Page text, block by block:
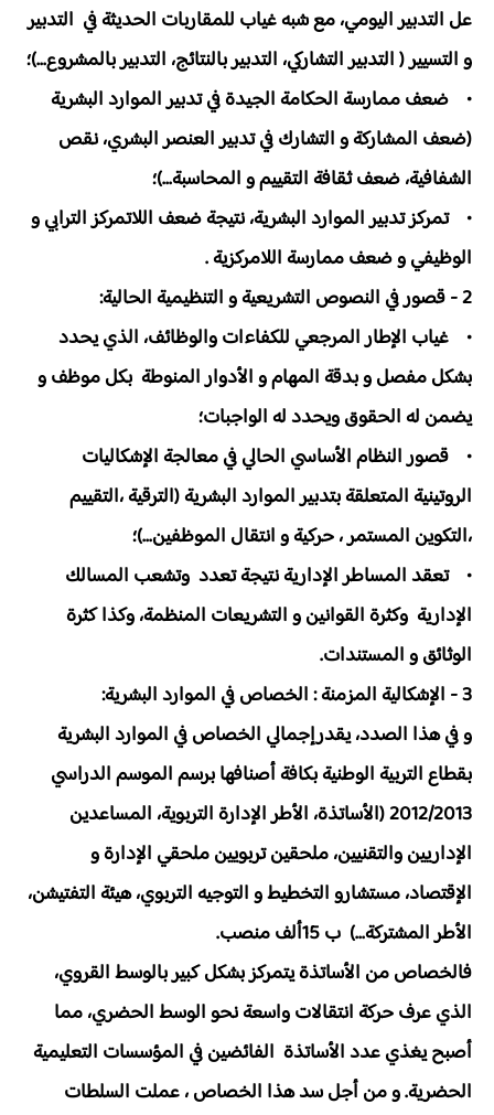
عل التدبير اليومي، مع شبه غياب للمقاربات الحديثة في التدبير
و التسيير ( التدبير التشاركي، التدبير بالنتائج، التدبير بالمشروع...)؛
• ضعف ممارسة الحكامة الجيدة في تدبير الموارد البشرية
(ضعف المشاركة و التشارك في تدبير العنصر البشري، نقص
الشفافية، ضعف ثقافة التقييم و المحاسبة...)؛
• تمركز تدبير الموارد البشرية، نتيجة ضعف اللاتمركز الترابي و
الوظيفي و ضعف ممارسة اللامركزية .
2 - قصور في النصوص التشريعية و التنظيمية الحالية:
• غياب الإطار المرجعي للكفاءات والوظائف، الذي يحدد
بشكل مفصل و بدقة المهام و الأدوار المنوطة بكل موظف و
يضمن له الحقوق ويحدد له الواجبات؛
• قصور النظام الأساسي الحالي في معالجة الإشكاليات
الروتينية المتعلقة بتدبير الموارد البشرية (الترقية ،التقييم
،التكوين المستمر ، حركية و انتقال الموظفين...)؛
• تعقد المساطر الإدارية نتيجة تعدد وتشعب المسالك
الإدارية وكثرة القوانين و التشريعات المنظمة، وكذا كثرة
الوثائق و المستندات.
3 - الإشكالية المزمنة : الخصاص في الموارد البشرية:
و في هذا الصدد، يقدرإجمالي الخصاص في الموارد البشرية
بقطاع التربية الوطنية بكافة أصنافها برسم الموسم الدراسي
2012/2013 (الأساتذة، الأطر الإدارة التربوية، المساعدين
الإداريين والتقنيين، ملحقين تربويين ملحقي الإدارة و
الإقتصاد، مستشارو التخطيط و التوجيه التربوي، هيئة التفتيشن،
الأطر المشتركة...) ب 15ألف منصب.
فالخصاص من الأساتذة يتمركز بشكل كبير بالوسط القروي،
الذي عرف حركة انتقالات واسعة نحو الوسط الحضري، مما
أصبح يغذي عدد الأساتذة الفائضين في المؤسسات التعليمية
الحضرية. و من أجل سد هذا الخصاص ، عملت السلطات